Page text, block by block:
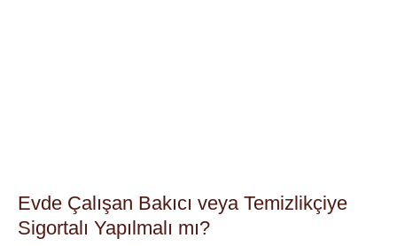
Evde Çalışan Bakıcı veya Temizlikçiye
Sigortalı Yapılmalı mı?